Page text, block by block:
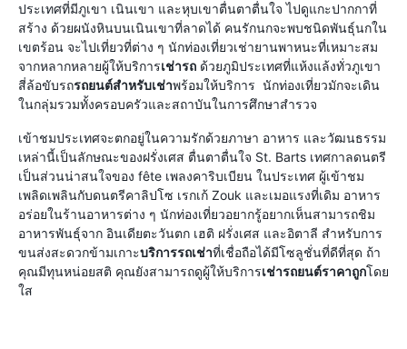
ประเทศที่มีภูเขา เนินเขา และหุบเขาตื่นตาตื่นใจ ไปดูแกะปากกาที่
สร้าง ด้วยผนังหินบนเนินเขาที่ลาดได้ คนรักนกจะพบชนิดพันธุ์นกใน
เขตร้อน จะไปเที่ยวที่ต่าง ๆ นักท่องเที่ยวเช่ายานพาหนะที่เหมาะสม
จากหลากหลายผู้ให้บริการเช่ารถ ด้วยภูมิประเทศที่แห้งแล้งทั่วภูเขา
สี่ล้อขับรถรถยนต์สำหรับเช่าพร้อมให้บริการ นักท่องเที่ยวมักจะเดิน
ในกลุ่มรวมทั้งครอบครัวและสถาบันในการศึกษาสำรวจ
เข้าชมประเทศจะตกอยู่ในความรักด้วยภาษา อาหาร และวัฒนธรรม
เหล่านี้เป็นลักษณะของฝรั่งเศส ตื่นตาตื่นใจ St. Barts เทศกาลดนตรี
เป็นส่วนน่าสนใจของ fête เพลงคาริบเบียน ในประเทศ ผู้เข้าชม
เพลิดเพลินกับดนตรีคาลิปโซ เรกเก้ Zouk และเมอแรงที่เดิม อาหาร
อร่อยในร้านอาหารต่าง ๆ นักท่องเที่ยวอยากรู้อยากเห็นสามารถชิม
อาหารพันธุ์จาก อินเดียตะวันตก เฮติ ฝรั่งเศส และอิตาลี สำหรับการ
ขนส่งสะดวกข้ามเกาะบริการรถเช่าที่เชื่อถือได้มีโซลูชั่นที่ดีที่สุด ถ้า
คุณมีทุนหน่อยสติ คุณยังสามารถดูผู้ให้บริการเช่ารถยนต์ราคาถูกโดย
ใส